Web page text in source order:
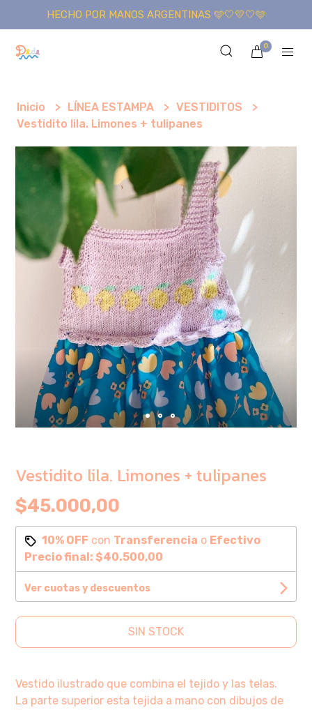
HECHO POR MANOS ARGENTINAS 🩵🤍💛🤍🩵
0
Inicio LÍNEA ESTAMPA
VESTIDITOS
Vestidito lila. Limones + tulipanes
Vestidito lila. Limones + tulipanes
$45.000,00
10% OFF con Transferencia o Efectivo
Precio final:$40.500,00
Ver cuotas y descuentos
SIN STOCK
Vestido ilustrado que combina el tejido y las telas.
La parte superior esta tejida a mano con dibujos de